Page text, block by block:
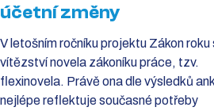
účetní změny
V letošním ročníku projektu Zákon roku
vítězství novela zákoníku práce, tzv.
flexinovela. Právě ona dle výsledků
nejlépe reflektuje současné potřeby